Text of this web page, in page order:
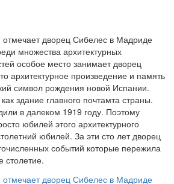
множества архитектурных
особое место занимает дворец
архитектурное произведение и память
символ рождения новой Испании.
здание главного почтамта страны.
в далеком 1919 году. Поэтому
юбилей этого архитектурного
юбилей. За эти сто лет дворец
событий которые пережила
столетие.